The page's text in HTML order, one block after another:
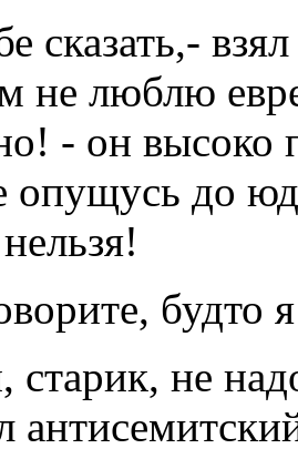
сказать,-
не люблю
- он высоко
опущусь до
будто
старик, не